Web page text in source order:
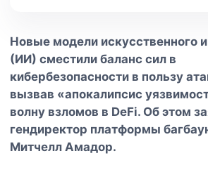
Новые модели искусственного
(ИИ) сместили баланс сил в
кибербезопасности в пользу
вызвав «апокалипсис
волну взломов в DeFi. Об этом
гендиректор платформы
Митчелл Амадор.